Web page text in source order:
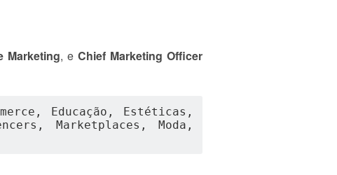
Marketing, e Chief Marketing Officer
Educação, Estéticas,
Marketplaces, Moda,